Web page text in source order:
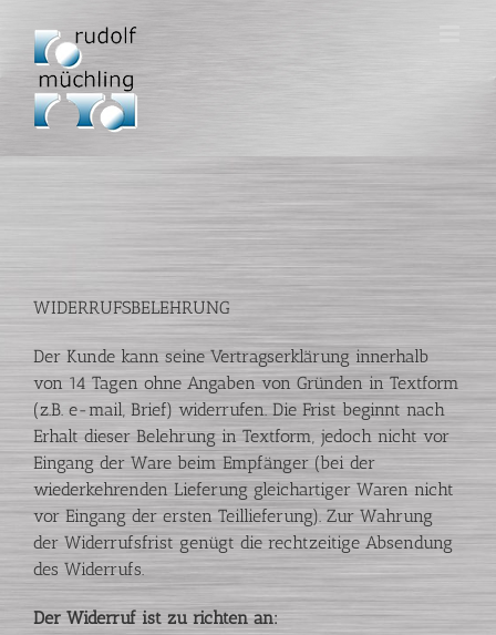
Inhalt
springen
WIDERRUFSBELEHRUNG
Der Kunde kann seine Vertragserklärung innerhalb
von 14 Tagen ohne Angaben von Gründen in Textform
(z.B. e-mail, Brief) widerrufen. Die Frist beginnt nach
Erhalt dieser Belehrung in Textform, jedoch nicht vor
Eingang der Ware beim Empfänger (bei der
wiederkehrenden Lieferung gleichartiger Waren nicht
vor Eingang der ersten Teillieferung). Zur Wahrung
der Widerrufsfrist genügt die rechtzeitige Absendung
des Widerrufs.
Der Widerruf ist zu richten an: